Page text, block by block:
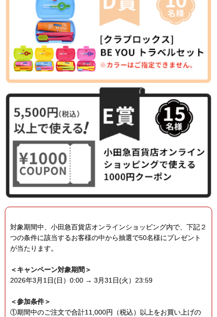
対象期間中、小田急百貨店オンラインショッピング内で、下記２
つの条件に該当するお客様の中から抽選で50名様にプレゼント
が当たります。
＜キャンペーン対象期間＞
2026年3月1日(日）0:00 → 3月31日(火）23:59
＜参加条件＞
①期間中のご注文で合計11,000円（税込）以上をお買い上げの